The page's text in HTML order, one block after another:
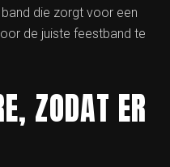
die zorgt voor een
de juiste feestband te
ZODAT ER